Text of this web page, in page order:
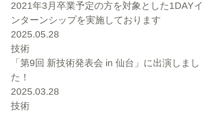
2021年3月卒業予定の方を対象とした1DAYイ
ンターンシップを実施しております
2025.05.28
技術
「第9回 新技術発表会 in 仙台」に出演しまし
た！
2025.03.28
技術